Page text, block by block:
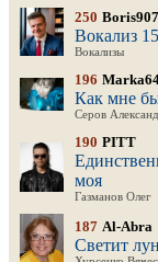
250 Boris907
Вокализ 15
Вокализы
196
Как мне
Серов
190 PITT
моя
Газманов Олег
187 Al-Abra
Светит